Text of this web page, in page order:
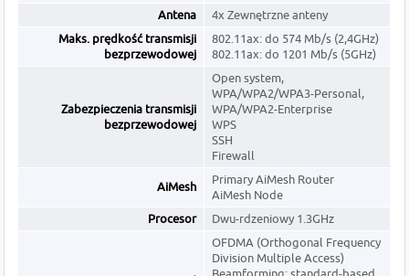
Antena
4x Zewnętrzne anteny
Maks. prędkość transmisji
bezprzewodowej
802.11ax: do 574 Mb/s (2,4GHz)
802.11ax: do 1201 Mb/s (5GHz)
Zabezpieczenia transmisji
bezprzewodowej
Open system,
WPA/WPA2/WPA3-Personal,
WPA/WPA2-Enterprise
WPS
SSH
Firewall
AiMesh
Primary AiMesh Router
AiMesh Node
Procesor
Dwu-rdzeniowy 1.3GHz
OFDMA (Orthogonal Frequency
Division Multiple Access)